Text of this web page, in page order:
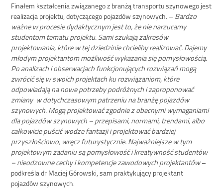
Finałem kształcenia związanego z branżą transportu szynowego jest
realizacja projektu, dotyczącego pojazdów szynowych. – Bardzo
ważne w procesie dydaktycznym jest to, że nie narzucamy
studentom tematu projektu. Sami szukają zakresów
projektowania, które w tej dziedzinie chcieliby realizować. Dajemy
młodym projektantom możliwość wykazania się pomysłowością.
Po analizach i obserwacjach funkcjonujących rozwiązań mogą
zwrócić się w swoich projektach ku rozwiązaniom, które
odpowiadają na nowe potrzeby podróżnych i zaproponować
zmiany w dotychczasowym patrzeniu na branżę pojazdów
szynowych. Mogą projektować zgodnie z obecnymi wymaganiami
dla pojazdów szynowych – przepisami, normami, trendami, albo
całkowicie puścić wodze fantazji i projektować bardziej
przyszłościowo, wręcz futurystycznie. Najważniejsze w tym
projektowym zadaniu są pomysłowość i kreatywność studentów
– nieodzowne cechy i kompetencje zawodowych projektantów–
podkreśla dr Maciej Górowski, sam praktykujący projektant
pojazdów szynowych.